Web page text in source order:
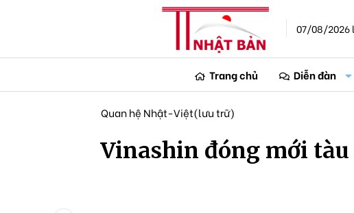
07/08/2026
Trang chủ Diễn đàn
Quan hệ Nhật-Việt(lưu trữ)
Vinashin đóng mới